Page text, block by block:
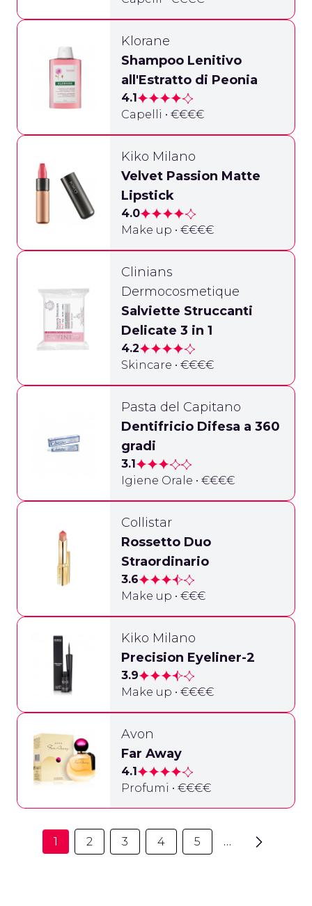
Klorane
Shampoo Lenitivo
all'Estratto di Peonia
4.1
Capelli • €€€€
Kiko Milano
Velvet Passion Matte
Lipstick
4.0
Make up • €€€€
Clinians
Dermocosmetique
Salviette Struccanti
Delicate 3 in 1
4.2
Skincare • €€€€
Pasta del Capitano
Dentifricio Difesa a 360
gradi
3.1
Igiene Orale • €€€€
Collistar
Rossetto Duo
Straordinario
3.6
Make up • €€€
Kiko Milano
Precision Eyeliner-2
3.9
Make up • €€€€
Avon
Far Away
4.1
Profumi • €€€€
1 2 3 4 5 …